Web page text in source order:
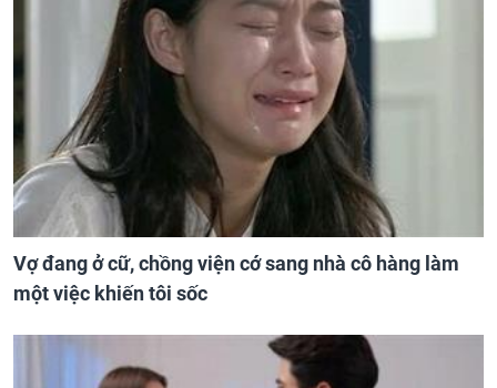
Vợ đang ở cữ, chồng viện cớ sang nhà cô hàng làm
một việc khiến tôi sốc